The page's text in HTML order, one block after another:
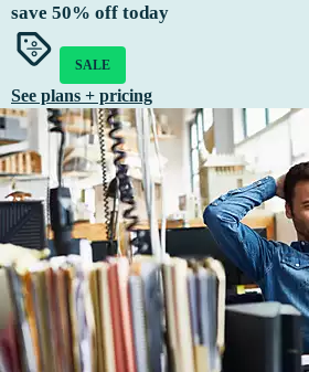
save 50% off today
SALE
See plans + pricing